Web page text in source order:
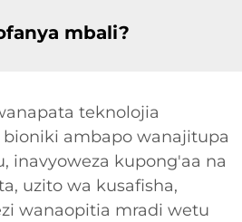
mbali?
teknolojia
ambapo wanajitupa
inavyoweza kupong'aa na
uzito wa kusafisha,
wanaopitia mradi wetu